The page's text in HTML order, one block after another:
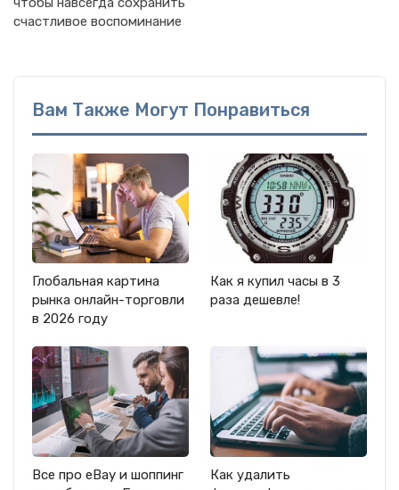
счастливое воспоминание
Вам Также Могут Понравиться
Глобальная картина
рынка онлайн-торговли
в 2026 году
Как я купил часы в 3
раза дешевле!
Все про eBay и шоппинг
Как удалить